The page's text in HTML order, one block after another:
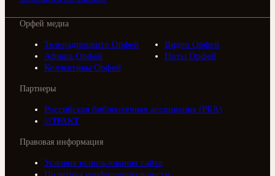
Орфей медиа
Телерадиоцентр Орфей
Видео Орфей
Афиша Орфей
Ноты Орфей
Коллективы Орфей
Партнеры
Российская библиотечная ассоциация (РБА)
///ТРАКТ
Правовая информация
Условия использования сайта